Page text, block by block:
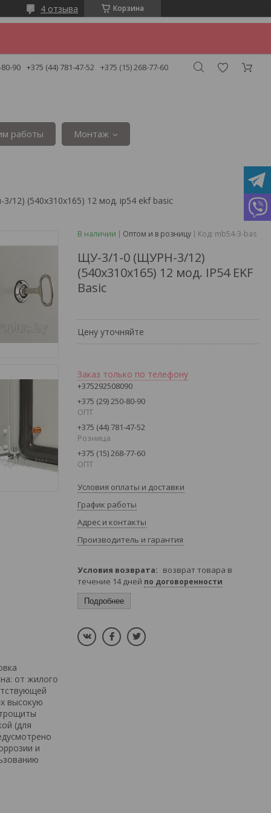
Корзина
4 отзыва
90 +375 (44) 781-47-52 +375 (15) 268-77-60
работы Монтаж
12) (540х310х165) 12 мод. ip54 ekf basic
от жилого
высокую
(для
и
В наличии Оптом и в розницу Код: mb54-3-bas
ЩУ-3/1-0 (ЩУРН-3/12)
(540х310х165) 12 мод. IP54 EKF
Basic
Цену уточняйте
Заказ только по телефону
+375292508090
+375 (29) 250-80-90
ОПТ
+375 (44) 781-47-52
Розница
+375 (15) 268-77-60
ОПТ
Условия оплаты и доставки
График работы
Адрес и контакты
Производитель и гарантия
возврат товара в
течение 14 дней по договоренности
Подробнее